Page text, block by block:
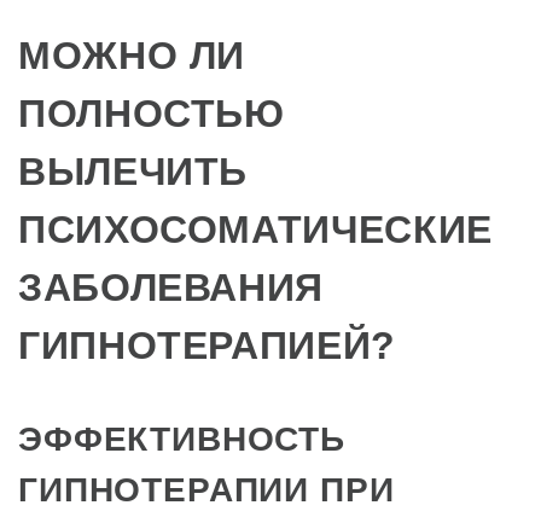
МОЖНО ЛИ
ПОЛНОСТЬЮ
ВЫЛЕЧИТЬ
ПСИХОСОМАТИЧЕСКИЕ
ЗАБОЛЕВАНИЯ
ГИПНОТЕРАПИЕЙ?
ЭФФЕКТИВНОСТЬ
ГИПНОТЕРАПИИ ПРИ